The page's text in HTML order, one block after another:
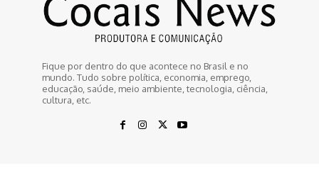
Fique por dentro do que acontece no Brasil e no
mundo. Tudo sobre política, economia, emprego,
educação, saúde, meio ambiente, tecnologia, ciência,
cultura, etc.